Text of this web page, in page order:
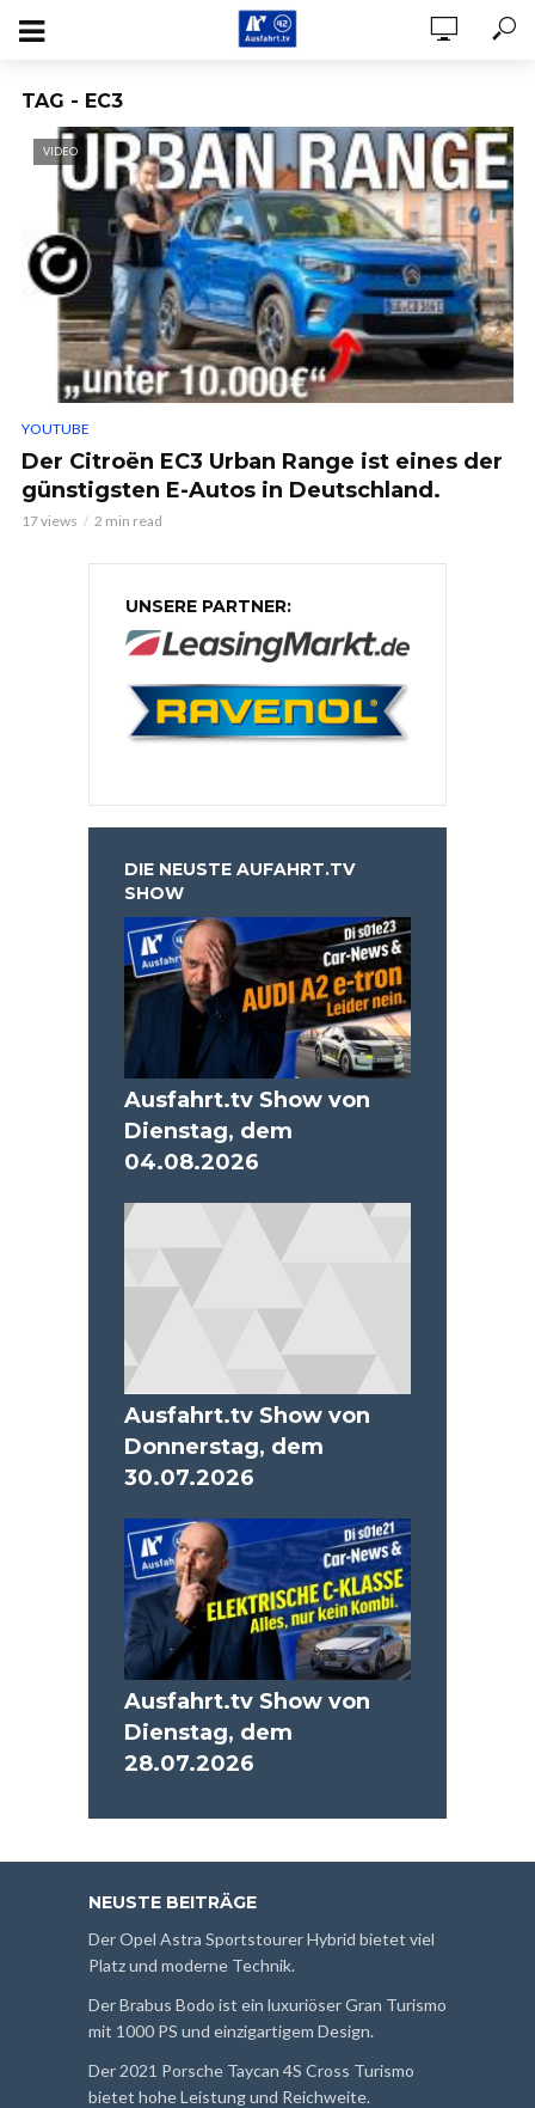
TAG - EC3
VIDEO
YOUTUBE
Der Citroën EC3 Urban Range ist eines der
günstigsten E-Autos in Deutschland.
17 views 2 min read
UNSERE PARTNER:
DIE NEUSTE AUFAHRT.TV
SHOW
Ausfahrt.tv Show von
Dienstag, dem
04.08.2026
Ausfahrt.tv Show von
Donnerstag, dem
30.07.2026
Ausfahrt.tv Show von
Dienstag, dem
28.07.2026
NEUSTE BEITRÄGE
Der Opel Astra Sportstourer Hybrid bietet viel
Platz und moderne Technik.
Der Brabus Bodo ist ein luxuriöser Gran Turismo
mit 1000 PS und einzigartigem Design.
Der 2021 Porsche Taycan 4S Cross Turismo
bietet hohe Leistung und Reichweite.